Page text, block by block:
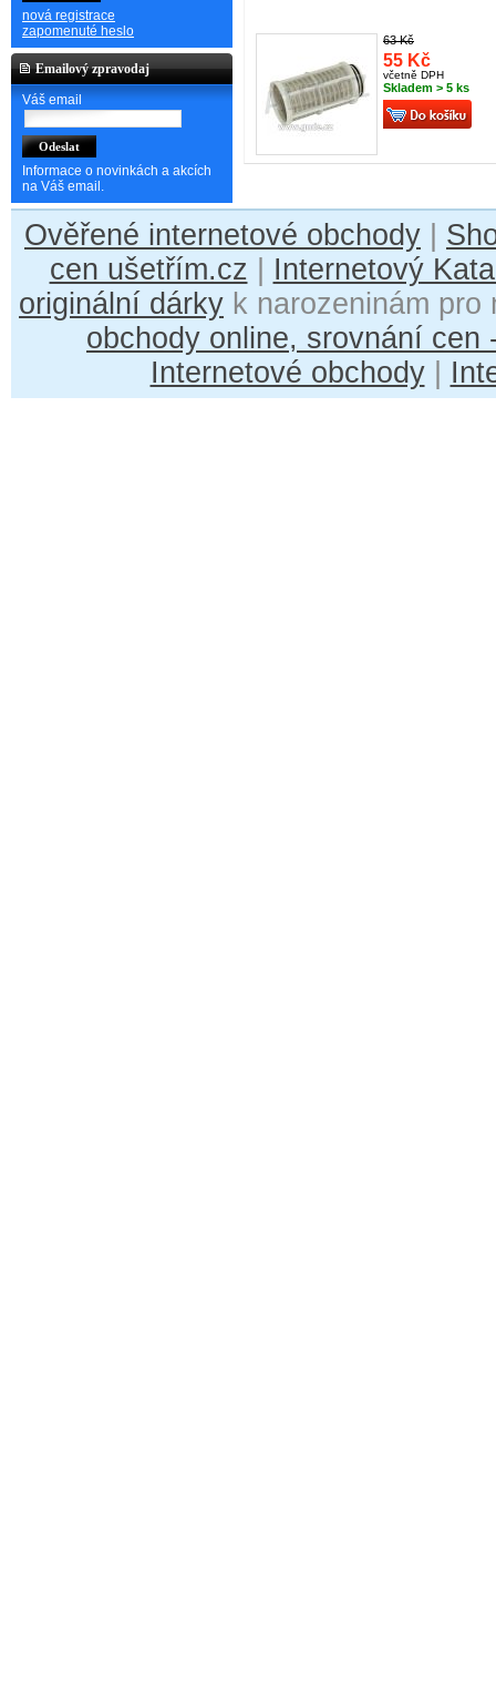
63 Kč
55 Kč
včetně DPH
Skladem > 5 ks
nová registrace
zapomenuté heslo
Emailový zpravodaj
Váš email
Informace o novinkách a akcích
na Váš email.
Ověřené internetové obchody
cen ušetřím.cz
Internetový
originální dárky k narozeninám
obchody online, srovnání cen
Internetové obchody|